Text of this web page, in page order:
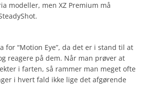
modeller, men XZ Premium må
for “Motion Eye”, da det er i stand til at
reagere på dem. Når man prøver at
i farten, så rammer man meget ofte
i hvert fald ikke lige det afgørende